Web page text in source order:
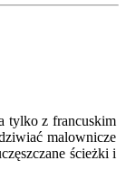
tylko z francuskim
malownicze
ścieżki i